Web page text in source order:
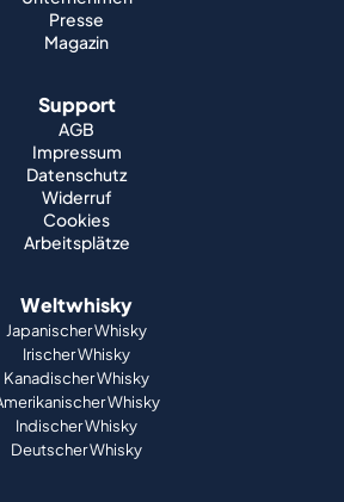
Portfolioführer
Unternehmen
Presse
Support
AGB
Impressum
Datenschutz
Widerruf
Cookies
Weltwhisky
Japanischer Whisky
Irischer Whisky
Kanadischer Whisky
Amerikanischer Whisky
Indischer Whisky